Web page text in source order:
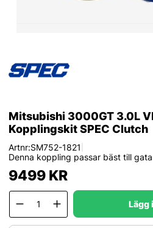
Mitsubishi 3000GT 3.0L
Kopplingskit SPEC Clutch
Artnr:SM752-1821
Denna koppling passar bäst till
9499KR
Lägg